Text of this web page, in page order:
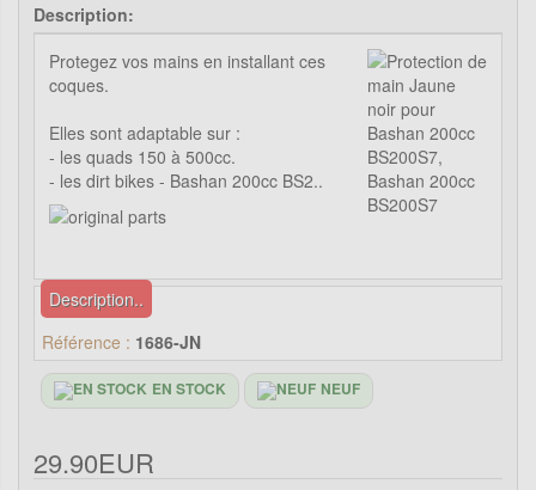
Description:
Protegez vos mains en installant ces
coques.
Elles sont adaptable sur :
- les quads 150 à 500cc.
- les dirt bikes - Bashan 200cc BS2..
Description..
Référence : 1686-JN
EN STOCK NEUF
29.90EUR